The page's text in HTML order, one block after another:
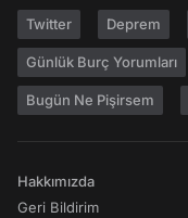
Twitter Deprem
Günlük Burç Yorumları
Bugün Ne Pişirsem
Hakkımızda
Geri Bildirim